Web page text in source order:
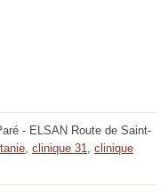
- ELSAN Route de Saint-
clinique 31
clinique